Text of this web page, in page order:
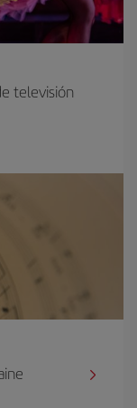
televisión